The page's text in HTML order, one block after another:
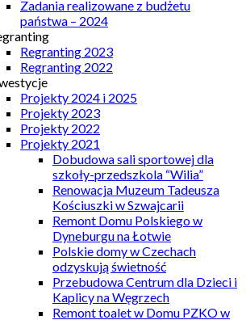
Zadania realizowane z budżetu
państwa – 2024
Regranting 2023
Regranting 2022
Projekty 2024 i 2025
Projekty 2023
Projekty 2022
Projekty 2021
Dobudowa sali sportowej dla
szkoły-przedszkola “Wilia”
Renowacja Muzeum Tadeusza
Kościuszki w Szwajcarii
Remont Domu Polskiego w
Dyneburgu na Łotwie
Polskie domy w Czechach
odzyskują świetność
Przebudowa Centrum dla Dzieci i
Kaplicy na Węgrzech
Remont toalet w Domu PZKO w